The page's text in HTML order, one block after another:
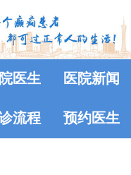
医生 医院新闻
流程 预约医生